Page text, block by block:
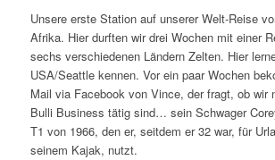
Unsere erste Station auf unserer Welt-Reise
Afrika. Hier durften wir drei Wochen mit einer
sechs verschiedenen Ländern Zelten. Hier
USA/Seattle kennen. Vor ein paar Wochen
Mail via Facebook von Vince, der fragt, ob wir
Bulli Business tätig sind… sein Schwager
T1 von 1966, den er, seitdem er 32 war, für
seinem Kajak, nutzt.